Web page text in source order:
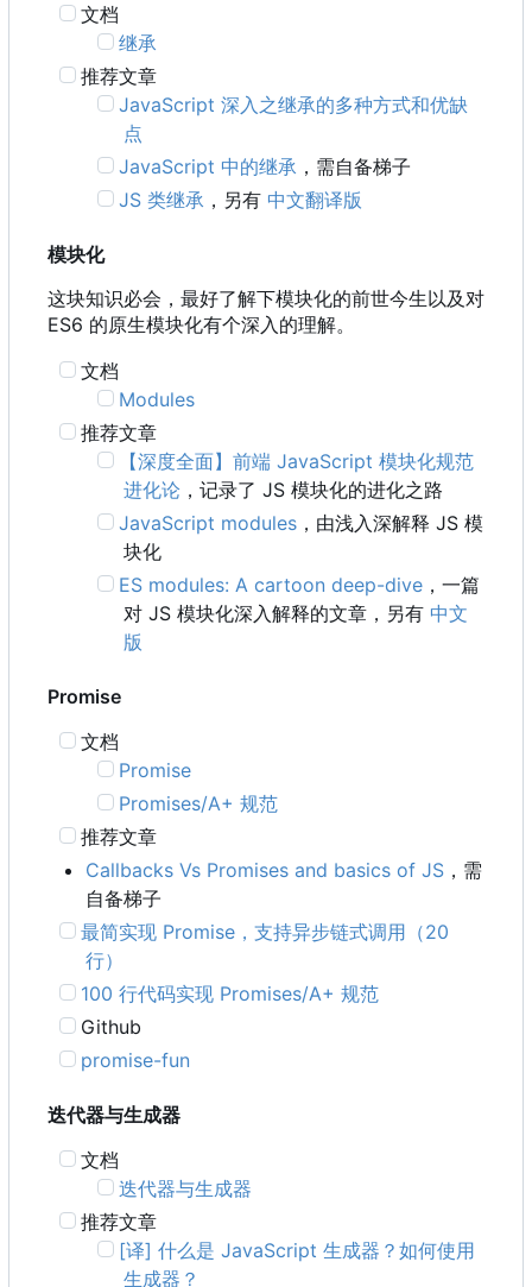
文档
继承
推荐文章
JavaScript 深入之继承的多种方式和优缺
点
JavaScript 中的继承 ，需自备梯子
JS 类继承 ，另有 中文翻译版
模块化
这块知识必会，最好了解下模块化的前世今生以及对
ES6 的原生模块化有个深入的理解。
文档
Modules
推荐文章
【深度全面】前端 JavaScript 模块化规范
进化论 ，记录了 JS 模块化的进化之路
JavaScript modules ，由浅入深解释 JS 模
块化
ES modules: A cartoon deep-dive ，一篇
对 JS 模块化深入解释的文章，另有 中文
版
Promise
文档
Promise
Promises/A+ 规范
推荐文章
Callbacks Vs Promises and basics of JS ，需
自备梯子
最简实现 Promise ，支持异步链式调用 （20
行）
100 行代码实现 Promises/A+ 规范
Github
promise-fun
迭代器与生成器
文档
迭代器与生成器
推荐文章
[译] 什么是 JavaScript 生成器？如何使用
生成器？